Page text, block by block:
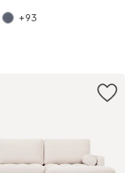
+93